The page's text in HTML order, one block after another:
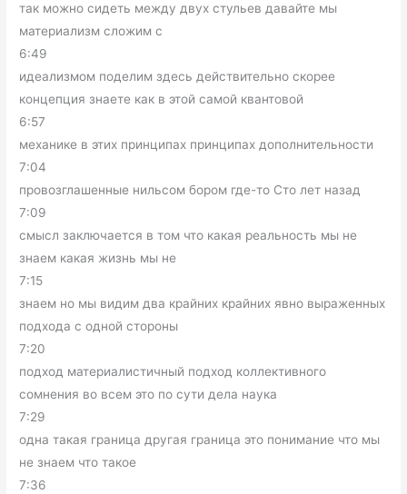
так можно сидеть между двух стульев давайте мы
материализм сложим с
6:49
идеализмом поделим здесь действительно скорее
концепция знаете как в этой самой квантовой
6:57
механике в этих принципах принципах дополнительности
7:04
провозглашенные нильсом бором где-то Сто лет назад
7:09
смысл заключается в том что какая реальность мы не
знаем какая жизнь мы не
7:15
знаем но мы видим два крайних крайних явно выраженных
подхода с одной стороны
7:20
подход материалистичный подход коллективного
сомнения во всем это по сути дела наука
7:29
одна такая граница другая граница это понимание что мы
не знаем что такое
7:36